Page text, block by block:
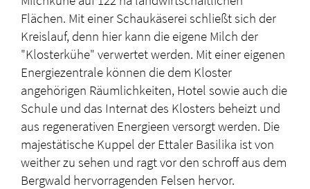
Flächen. Mit einer Schaukäserei schließt sich der
Kreislauf, denn hier kann die eigene Milch der
"Klosterkühe" verwertet werden. Mit einer eigenen
Energiezentrale können die dem Kloster
angehörigen Räumlichkeiten, Hotel sowie auch die
Schule und das Internat des Klosters beheizt und
aus regenerativen Energieen versorgt werden. Die
majestätische Kuppel der Ettaler Basilika ist von
weither zu sehen und ragt vor den schroff aus dem
Bergwald hervorragenden Felsen hervor.